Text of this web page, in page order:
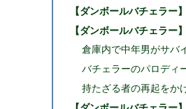
【ダンボールバチェラー
【ダンボールバチェラー
倉庫内で中年男がサバ
バチェラーのパロディ
持たざる者の再起をか